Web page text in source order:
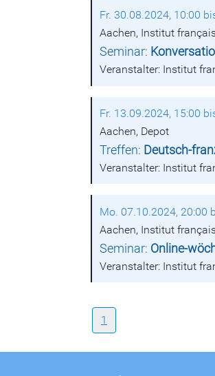
Fr. 30.08.2024, 10:00
Aachen, Institut
Seminar:
Veranstalter: Institut
Fr. 13.09.2024, 15:00
Aachen, Depot
Treffen: Deutsch-
Veranstalter: Institut
Mo. 07.10.2024, 20:00
Aachen, Institut
Seminar: Online-
Veranstalter: Institut
1